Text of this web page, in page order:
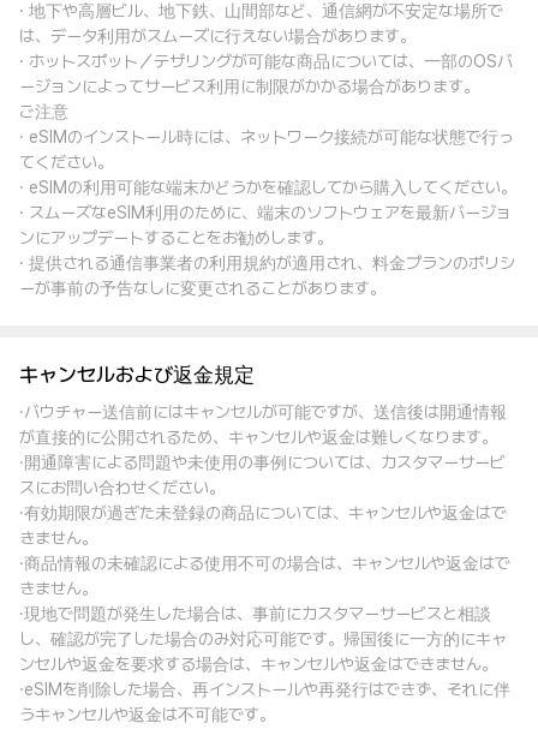
· 地下や高層ビル、地下鉄、山間部など、通信網が不安定な場所で
は、データ利用がスムーズに行えない場合があります。
· ホットスポット／テザリングが可能な商品については、一部のOSバ
ージョンによってサービス利用に制限がかかる場合があります。
ご注意
· eSIMのインストール時には、ネットワーク接続が可能な状態で行っ
てください。
· eSIMの利用可能な端末かどうかを確認してから購入してください。
· スムーズなeSIM利用のために、端末のソフトウェアを最新バージョ
ンにアップデートすることをお勧めします。
· 提供される通信事業者の利用規約が適用され、料金プランのポリシ
ーが事前の予告なしに変更されることがあります。
キャンセルおよび返金規定
·バウチャー送信前にはキャンセルが可能ですが、送信後は開通情報
が直接的に公開されるため、キャンセルや返金は難しくなります。
·開通障害による問題や未使用の事例については、カスタマーサービ
スにお問い合わせください。
·有効期限が過ぎた未登録の商品については、キャンセルや返金はで
きません。
·商品情報の未確認による使用不可の場合は、キャンセルや返金はで
きません。
·現地で問題が発生した場合は、事前にカスタマーサービスと相談
し、確認が完了した場合のみ対応可能です。帰国後に一方的にキャ
ンセルや返金を要求する場合は、キャンセルや返金はできません。
·eSIMを削除した場合、再インストールや再発行はできず、それに伴
うキャンセルや返金は不可能です。